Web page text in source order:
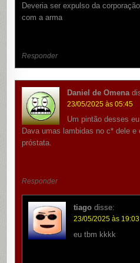
Deveria ser expulso da
com a arma
Responder
Daniel de Omena
23/05/2025 às 05:45
Um pintão desses
Dava umas lambidas no c* dele
próstata.
Responder
tiago disse:
23/05/2025 às 19:03
eu tbm kkkk